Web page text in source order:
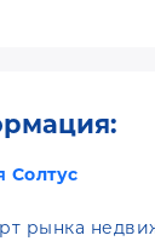
Солтус
рынка